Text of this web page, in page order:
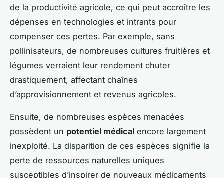
de la productivité agricole, ce qui peut accroître les
dépenses en technologies et intrants pour
compenser ces pertes. Par exemple, sans
pollinisateurs, de nombreuses cultures fruitières et
légumes verraient leur rendement chuter
drastiquement, affectant chaînes
d’approvisionnement et revenus agricoles.
Ensuite, de nombreuses espèces menacées
possèdent un potentiel médical encore largement
inexploité. La disparition de ces espèces signifie la
perte de ressources naturelles uniques
susceptibles d’inspirer de nouveaux médicaments